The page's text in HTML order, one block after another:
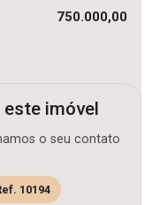
750.000,00
este imóvel
o seu contato
10194